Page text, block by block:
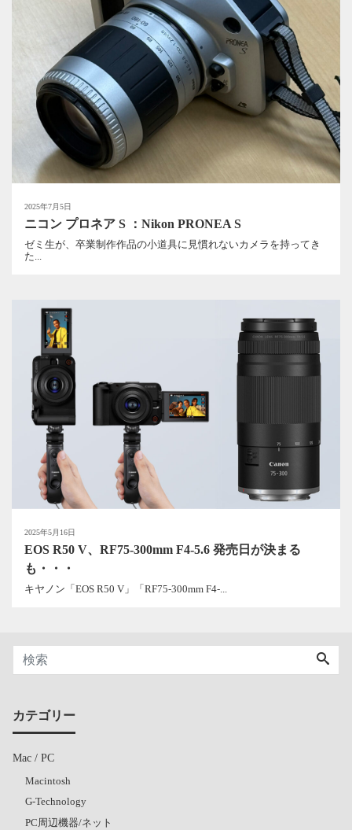
2025年7月5日
ニコン プロネア S ：Nikon PRONEA S
ゼミ生が、卒業制作作品の小道具に見慣れないカメラを持ってき
た...
2025年5月16日
EOS R50 V、RF75-300mm F4-5.6 発売日が決まる
も・・・
キヤノン「EOS R50 V」「RF75-300mm F4-...
カテゴリー
Mac / PC
Macintosh
G-Technology
PC周辺機器/ネット